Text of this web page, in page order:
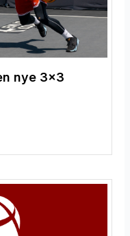
nye 3×3